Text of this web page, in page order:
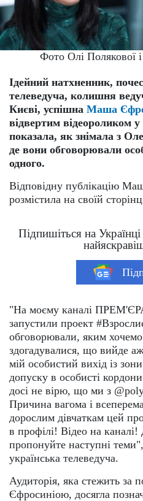
Фото Олі Полякової
Ідейний натхненник,
телеведуча, колишня
Києві, успішна Маша
відвертим відеороликом
показала, як знімала з
де вони обговорювали
одного.
Відповідну публікацію
розмістила на своїй
Підпишіться на
"На моєму каналі
запустили проект
обговорювали, яким
здогадувалися, що вийде
мій особистий вихід із
допуску в особисті
досі не вірю, що ми з
Причина вагома і
дорослим дівчаткам цей
в профілі! Відео на каналі!
пропонуйте наступні
українська телеведуча.
Аудиторія, яка стежить за
Єфросиніою, досягла